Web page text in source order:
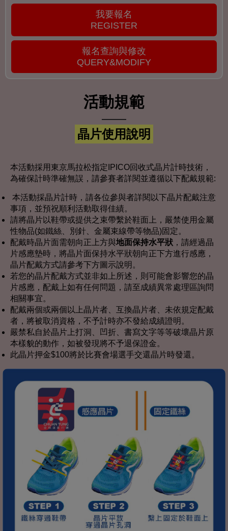
活動規範
晶片使用說明
本活動採用東京馬拉松指定IPICO回收式晶片計時技術，
為確保計時準確無誤，請參賽者詳閱並遵循以下配戴規範:
本活動採晶片計時，請各位參與者詳閱以下晶片配戴注意
事項，並預祝順利活動取得佳績。
請將晶片以鞋帶或提供之束帶繫於鞋面上，嚴禁使用金屬
性物品(如鐵絲、別針、金屬束線帶等物品)固定。
配戴時晶片面需朝向正上方與地面保持水平狀 ，請經過晶
片感應墊時，將晶片面保持水平狀朝向正下方進行感應，
晶片配戴方式請參考下方圖示說明。
若您的晶片配戴方式並非如上所述，則可能會影響您的晶
片感應，配戴上如有任何問題，請至成績異常處理區詢問
相關事宜。
配戴兩個或兩個以上晶片者、互換晶片者、未依規定配戴
者，將被取消資格，不予計時亦不發給成績證明。
嚴禁私自於晶片上打洞、凹折、書寫文字等等破壞晶片原
本樣貌的動作，如被發現將不予退保證金。
此晶片押金$100將於比賽會場選手交還晶片時發還。
我要報名
REGISTER
報名查詢與修改
QUERY&MODIFY